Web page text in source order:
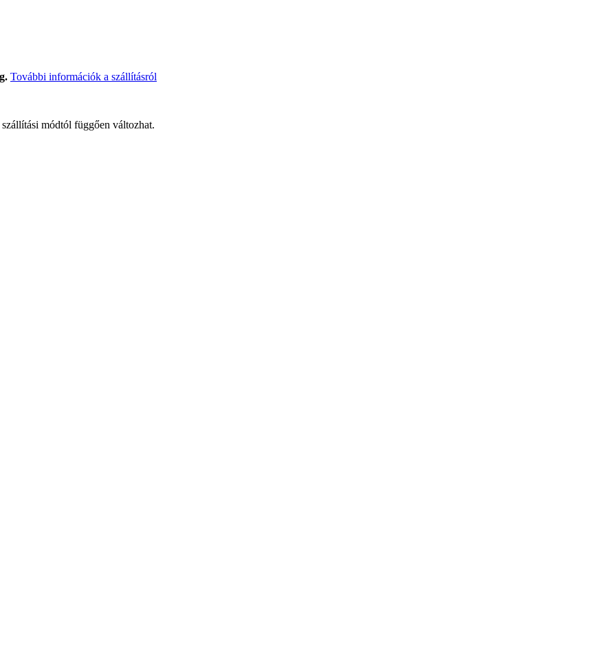
További információk a szállításról
módtól függően változhat.